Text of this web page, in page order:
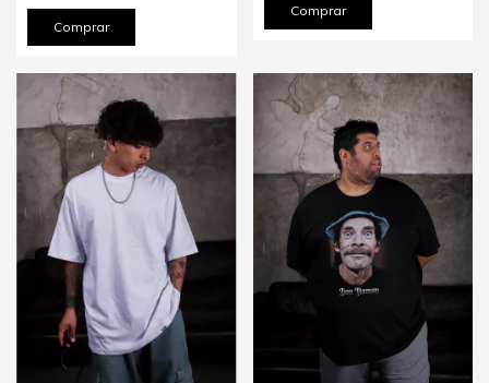
Comprar
Comprar